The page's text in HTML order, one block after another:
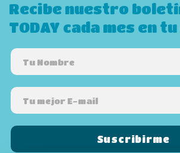
Recibe nuestro
TODAY cada mes en